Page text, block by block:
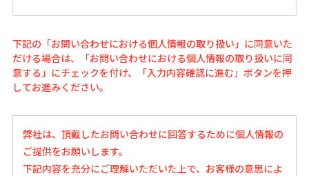
下記の「お問い合わせにおける個人情報の取り扱い」に同意いた
だける場合は、「お問い合わせにおける個人情報の取り扱いに同
意する」にチェックを付け、「入力内容確認に進む」ボタンを押
してお進みください。
弊社は、頂戴したお問い合わせに回答するために個人情報の
ご提供をお願いします。
下記内容を充分にご理解いただいた上で、お客様の意思によ